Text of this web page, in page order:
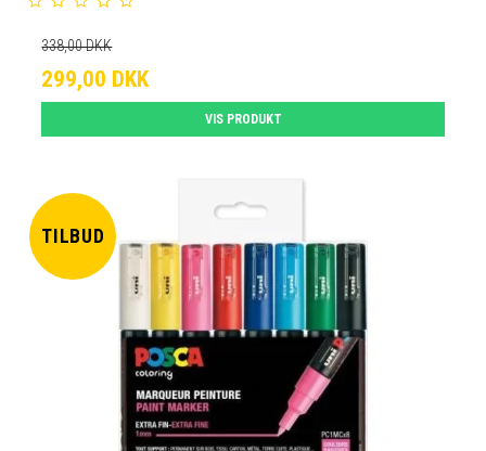
338,00 DKK
299,00 DKK
VIS PRODUKT
TILBUD